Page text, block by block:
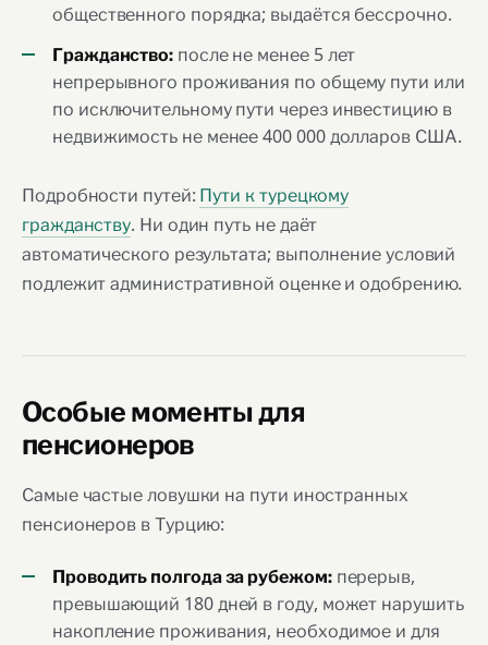
общественного порядка; выдаётся бессрочно.
Гражданство: после не менее 5 лет
непрерывного проживания по общему пути или
по исключительному пути через инвестицию в
недвижимость не менее 400 000 долларов США.
Подробности путей: Пути к турецкому
гражданству. Ни один путь не даёт
автоматического результата; выполнение условий
подлежит административной оценке и одобрению.
Особые моменты для
пенсионеров
Самые частые ловушки на пути иностранных
пенсионеров в Турцию:
Проводить полгода за рубежом:перерыв,
превышающий 180 дней в году, может нарушить
накопление проживания, необходимое и для